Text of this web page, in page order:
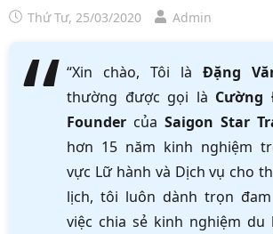
Thứ Tư, 25/03/2020 Admin
“Xin chào, Tôi là Đặng
thường được gọi là Cường
Founder của Saigon Star
hơn 15 năm kinh nghiệm
vực Lữ hành và Dịch vụ cho
lịch, tôi luôn dành trọn
việc chia sẻ kinh nghiệm du